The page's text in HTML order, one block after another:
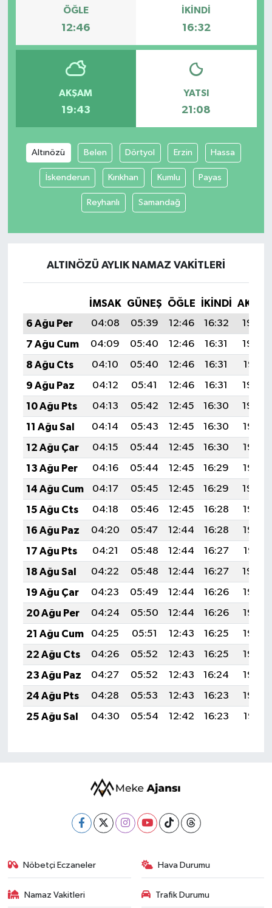
ÖĞLE
12:46
İKINDI
16:32
AKŞAM
19:43
YATSI
21:08
Altınözü Belen Dörtyol Erzin Hassa
İskenderun Kırıkhan Kumlu Payas
Reyhanlı Samandağ
ALTINÖZÜ AYLIK NAMAZ VAKITLERI
İMSAK GÜNEŞ ÖĞLE İKINDI
6 Ağu Per
04:08 05:39 12:46 16:32
19:43
7 Ağu Cum
04:09 05:40 12:46 16:31
19:42
8 Ağu Cts
04:10 05:40 12:46 16:31
19:41
9 Ağu Paz
04:12 05:41 12:46 16:31
19:40
10 Ağu Pts
04:13 05:42 12:45 16:30
19:39
11 Ağu Sal
04:14 05:43 12:45 16:30
19:38
12 Ağu Çar
04:15 05:44 12:45 16:30
19:37
13 Ağu Per
04:16 05:44 12:45 16:29
19:36
14 Ağu Cum
04:17 05:45 12:45 16:29
19:34
15 Ağu Cts
04:18 05:46 12:45 16:28
19:33
16 Ağu Paz
04:20 05:47 12:44 16:28
19:32
17 Ağu Pts
04:21 05:48 12:44 16:27
19:31
18 Ağu Sal
04:22 05:48 12:44 16:27
19:30
19 Ağu Çar
04:23 05:49 12:44 16:26
19:28
20 Ağu Per
04:24 05:50 12:44 16:26
19:27
21 Ağu Cum
04:25 05:51 12:43 16:25
19:26
22 Ağu Cts
04:26 05:52 12:43 16:25
19:25
23 Ağu Paz
04:27 05:52 12:43 16:24
19:23
24 Ağu Pts
04:28 05:53 12:43 16:23
19:22
25 Ağu Sal
04:30 05:54 12:42 16:23 19:21
Nöbetçi Eczaneler Hava Durumu
Namaz Vakitleri Trafik Durumu